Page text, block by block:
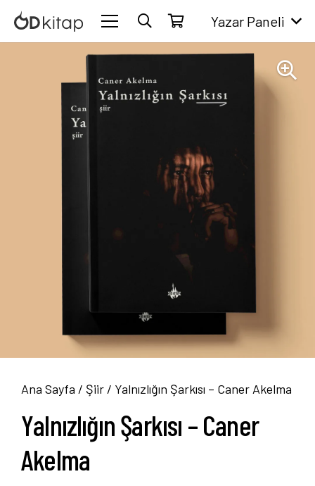
Yazar Paneli
Ana Sayfa / Şiir / Yalnızlığın Şarkısı – Caner Akelma
Yalnızlığın Şarkısı – Caner
Akelma